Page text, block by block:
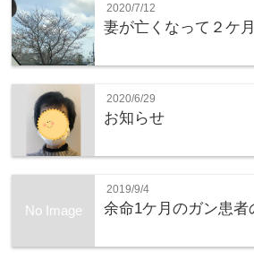
2020/7/12
妻が亡くなって２ケ月
2020/6/29
お知らせ
No Image
2019/9/4
余命1ケ月のガン患者